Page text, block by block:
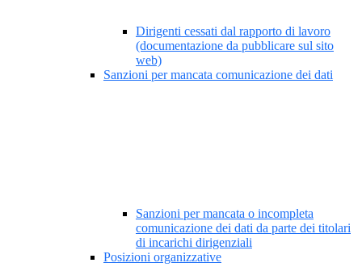
Dirigenti cessati dal rapporto di lavoro
(documentazione da pubblicare sul sito
web)
Sanzioni per mancata comunicazione dei dati
Sanzioni per mancata o incompleta
comunicazione dei dati da parte dei titolari
di incarichi dirigenziali
Posizioni organizzative